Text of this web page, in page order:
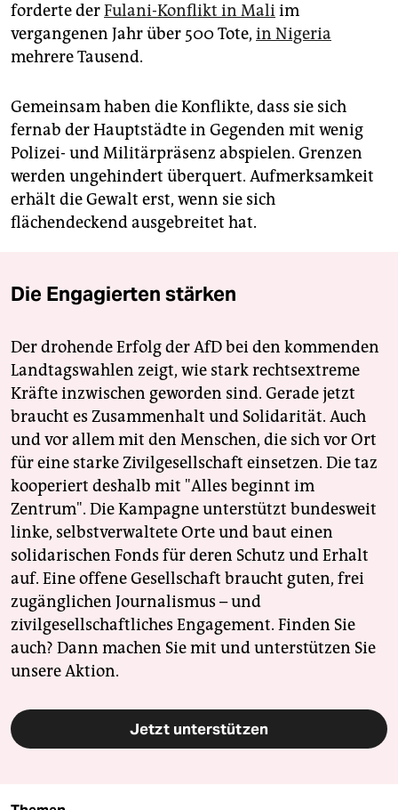
forderte derFulani-Konflikt in Maliim
vergangenen Jahr über 500 Tote, in Nigeria
mehrere Tausend.
Gemeinsam haben die Konflikte, dass sie sich
fernab der Hauptstädte in Gegenden mit wenig
Polizei- und Militärpräsenz abspielen. Grenzen
werden ungehindert überquert. Aufmerksamkeit
erhält die Gewalt erst, wenn sie sich
flächendeckend ausgebreitet hat.
Die Engagierten stärken
Der drohende Erfolg der AfD bei den kommenden
Landtagswahlen zeigt, wie stark rechtsextreme
Kräfte inzwischen geworden sind. Gerade jetzt
braucht es Zusammenhalt und Solidarität. Auch
und vor allem mit den Menschen, die sich vor Ort
für eine starke Zivilgesellschaft einsetzen. Die taz
kooperiert deshalb mit "Alles beginnt im
Zentrum". Die Kampagne unterstützt bundesweit
linke, selbstverwaltete Orte und baut einen
solidarischen Fonds für deren Schutz und Erhalt
auf. Eine offene Gesellschaft braucht guten, frei
zugänglichen Journalismus – und
zivilgesellschaftliches Engagement. Finden Sie
auch? Dann machen Sie mit und unterstützen Sie
unsere Aktion.
Jetzt unterstützen